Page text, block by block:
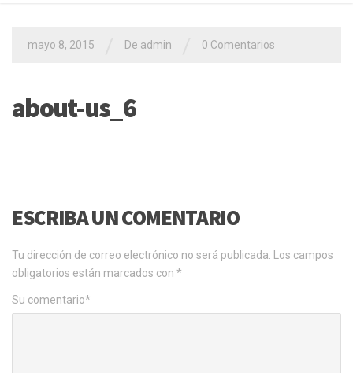
mayo 8, 2015 De admin 0 Comentarios
about-us_6
ESCRIBA UN COMENTARIO
Tu dirección de correo electrónico no será publicada.
Los campos
obligatorios están marcados con *
Su comentario*